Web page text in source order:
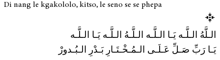
Di nang le kgakololo, kitso, le seno se se phepa
الـلَّهُ الـلَّـه يَـا الـلَّـه الـلَّـهُ الـلَّـه يَـا الـلَّـه
يَـا رَبِّ صَـلِّ عَـلَـى الـمُـخْـتَـارِ بَـدْرِ الـبُـدورْ